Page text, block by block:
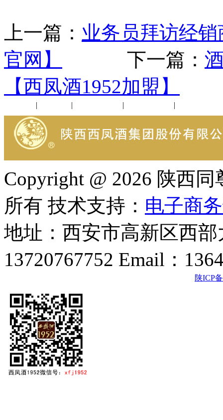
上一篇： 业务员拜访经
官网】
下一篇：
【西凤酒1952加盟】
| | | |
Copyright @ 2026 陕西
所有 技术支持： 电子商
地址：西安市高新区西
13720767752 Email：
陕ICP